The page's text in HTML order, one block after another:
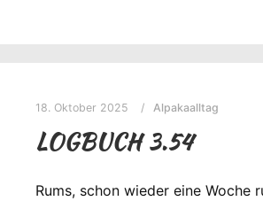
18. Oktober 2025 Alpakaalltag
LOGBUCH 3.54
Rums, schon wieder eine Woche